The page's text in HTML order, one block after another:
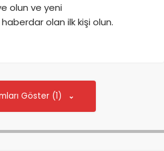
olun ve yeni
olan ilk kişi olun.
Göster (1)